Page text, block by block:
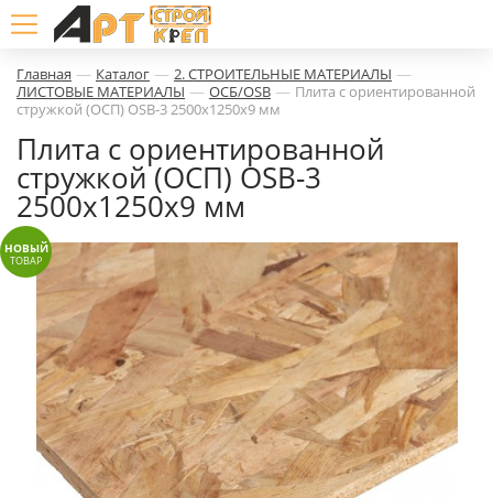
Главная — Каталог — 2. СТРОИТЕЛЬНЫЕ МАТЕРИАЛЫ —
ЛИСТОВЫЕ МАТЕРИАЛЫ — ОСБ/OSB — Плита с ориентированной
стружкой (ОСП) OSB-3 2500х1250х9 мм
Плита с ориентированной
стружкой (ОСП) OSB-3
2500х1250х9 мм
НОВЫЙ
ТОВАР